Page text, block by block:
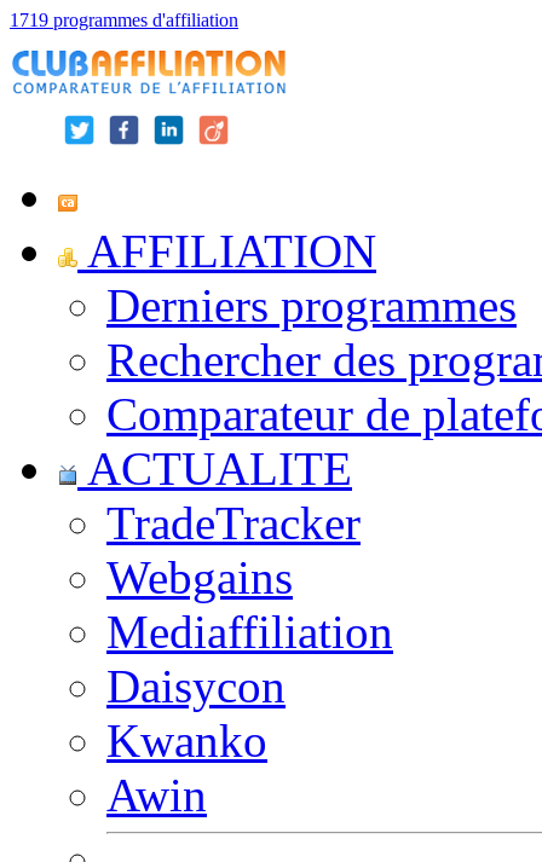
1719 programmes d'affiliation
AFFILIATION
Derniers programmes
Rechercher des
Comparateur de
ACTUALITE
TradeTracker
Webgains
Mediaffiliation
Daisycon
Kwanko
Awin